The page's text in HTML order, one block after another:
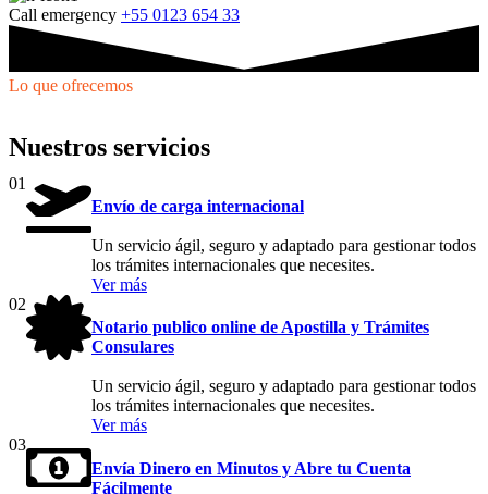
Call emergency +55 0123 654 33
Lo que ofrecemos
Nuestros servicios
01
Envío de carga internacional
Un servicio ágil, seguro y adaptado para gestionar todos
los trámites internacionales que necesites.
Ver más
02
Notario publico online de Apostilla y Trámites
Consulares
Un servicio ágil, seguro y adaptado para gestionar todos
los trámites internacionales que necesites.
Ver más
03
Envía Dinero en Minutos y Abre tu Cuenta
Fácilmente